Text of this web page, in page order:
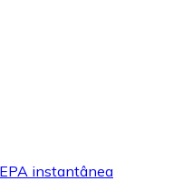
instantânea